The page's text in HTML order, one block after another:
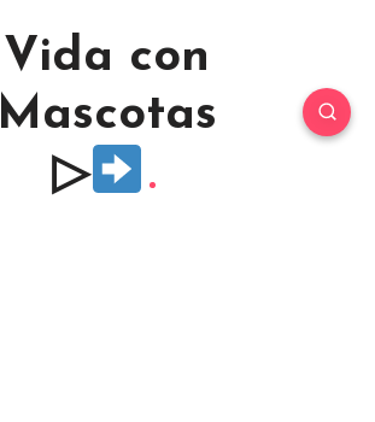
Vida con
Mascotas
▷